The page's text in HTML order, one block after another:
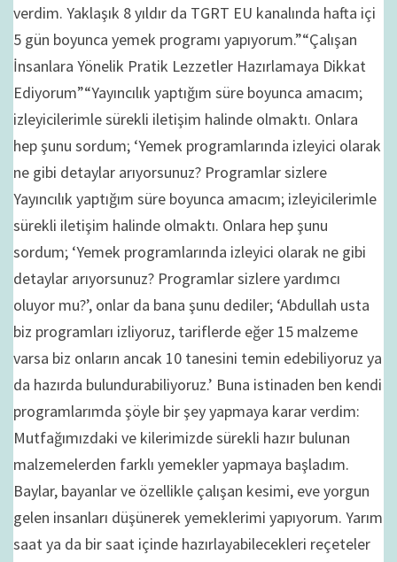
verdim. Yaklaşık 8 yıldır da TGRT EU kanalında hafta içi
5 gün boyunca yemek programı yapıyorum.”“Çalışan
İnsanlara Yönelik Pratik Lezzetler Hazırlamaya Dikkat
Ediyorum”“Yayıncılık yaptığım süre boyunca amacım;
izleyicilerimle sürekli iletişim halinde olmaktı. Onlara
hep şunu sordum; ‘Yemek programlarında izleyici olarak
ne gibi detaylar arıyorsunuz? Programlar sizlere
Yayıncılık yaptığım süre boyunca amacım; izleyicilerimle
sürekli iletişim halinde olmaktı. Onlara hep şunu
sordum; ‘Yemek programlarında izleyici olarak ne gibi
detaylar arıyorsunuz? Programlar sizlere yardımcı
oluyor mu?’, onlar da bana şunu dediler; ‘Abdullah usta
biz programları izliyoruz, tariflerde eğer 15 malzeme
varsa biz onların ancak 10 tanesini temin edebiliyoruz ya
da hazırda bulundurabiliyoruz.’ Buna istinaden ben kendi
programlarımda şöyle bir şey yapmaya karar verdim:
Mutfağımızdaki ve kilerimizde sürekli hazır bulunan
malzemelerden farklı yemekler yapmaya başladım.
Baylar, bayanlar ve özellikle çalışan kesimi, eve yorgun
gelen insanları düşünerek yemeklerimi yapıyorum. Yarım
saat ya da bir saat içinde hazırlayabilecekleri reçeteler